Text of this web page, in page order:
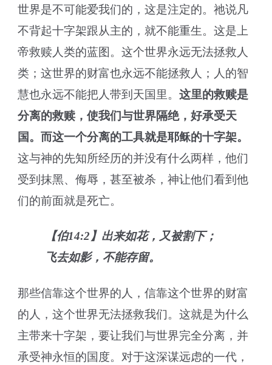
世界是不可能爱我们的，这是注定的。祂说凡
不背起十字架跟从主的，就不能重生。这是上
帝救赎人类的蓝图。这个世界永远无法拯救人
类；这世界的财富也永远不能拯救人；人的智
慧也永远不能把人带到天国里。这里的救赎是
分离的救赎，使我们与世界隔绝，好承受天
国。而这一个分离的工具就是耶稣的十字架。
这与神的先知所经历的并没有什么两样，他们
受到抹黑、侮辱，甚至被杀，神让他们看到他
们的前面就是死亡。
【伯14:2】出来如花，又被割下；
飞去如影，不能存留。
那些信靠这个世界的人，信靠这个世界的财富
的人，这个世界无法拯救我们。这就是为什么
主带来十字架，要让我们与世界完全分离，并
承受神永恒的国度。对于这深谋远虑的一代，